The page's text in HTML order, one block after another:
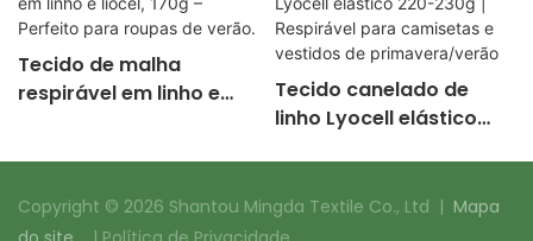
Tecido de malha
respirável em linho e
Tecido canelado de
linho Lyocell elástico
vestidos de
primavera/verão
Copyright © 2026 Shantou Mingda Textile Co., Ltd | Mapa